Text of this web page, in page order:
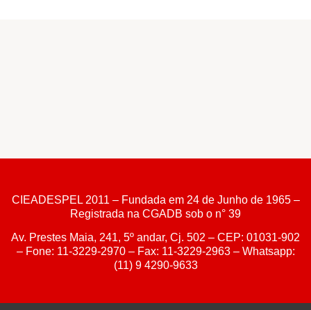
CIEADESPEL 2011 – Fundada em 24 de Junho de 1965 –
Registrada na CGADB sob o n° 39
Av. Prestes Maia, 241, 5º andar, Cj. 502 – CEP: 01031-902
– Fone: 11-3229-2970 – Fax: 11-3229-2963 – Whatsapp:
(11) 9 4290-9633